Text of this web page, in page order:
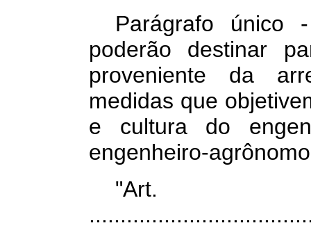
Parágrafo único
poderão destinar
proveniente da
medidas que
e cultura do
engenheiro-